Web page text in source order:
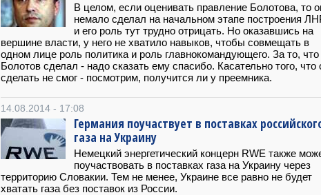
В целом, если оценивать правление Болотова, то
немало сделал на начальном этапе построения
и его роль тут трудно отрицать. Но оказавшись на
вершине власти, у него не хватило навыков, чтобы совмещать в
одном лице роль политика и роль главнокомандующего. За то, что
Болотов сделал - надо сказать ему спасибо. Касательно того, что
сделать не смог - посмотрим, получится ли у преемника.
14.08.2014 - 17:08
Германия поучаствует в поставках
газа на Украину
Немецкий энергетический концерн RWE также
поучаствовать в поставках газа на Украину через
территорию Словакии. Тем не менее, Украине все равно не будет
хватать газа без поставок из России.